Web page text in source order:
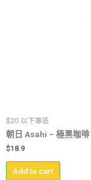
$20 以下專區
朝日 Asahi – 極黑咖啡
$18.9
Add to cart